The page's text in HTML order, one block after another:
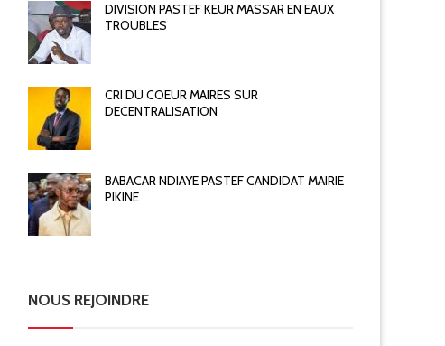
DIVISION PASTEF KEUR MASSAR EN EAUX
TROUBLES
CRI DU COEUR MAIRES SUR
DECENTRALISATION
BABACAR NDIAYE PASTEF CANDIDAT MAIRIE
PIKINE
NOUS REJOINDRE